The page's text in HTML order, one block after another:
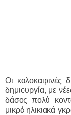
Οι καλοκαιρινές
δημιουργία, με
δάσος πολύ
μικρά ηλικιακά